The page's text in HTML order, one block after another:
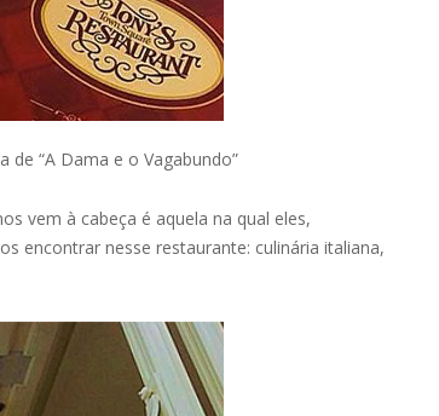
“A Dama e o Vagabundo”
vem à cabeça é aquela na qual eles,
encontrar nesse restaurante: culinária italiana,